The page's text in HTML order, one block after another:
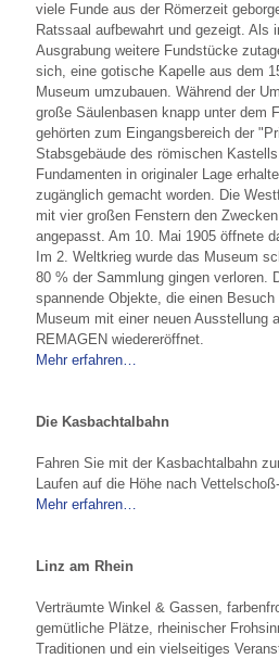
viele Funde aus der Römerzeit
Ratssaal aufbewahrt und gezeigt. Als
Ausgrabung weitere Fundstücke
sich, eine gotische Kapelle aus dem
Museum umzubauen. Während der
große Säulenbasen knapp unter dem
gehörten zum Eingangsbereich der
Stabsgebäude des römischen
Fundamenten in originaler Lage
zugänglich gemacht worden. Die
mit vier großen Fenstern den
angepasst. Am 10. Mai 1905 öffnete
Im 2. Weltkrieg wurde das Museum
80 % der Sammlung gingen verloren.
spannende Objekte, die einen Besuch
Museum mit einer neuen Ausstellung
REMAGEN wiedereröffnet.
Mehr erfahren…
Die Kasbachtalbahn
Fahren Sie mit der Kasbachtalbahn
Laufen auf die Höhe nach
Mehr erfahren…
Linz am Rhein
Verträumte Winkel & Gassen,
gemütliche Plätze, rheinischer
Traditionen und ein vielseitiges